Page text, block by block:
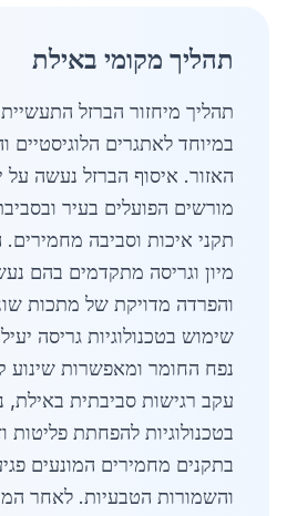
תהליך מקומי באילת
תהליך מיחזור הברזל
במיוחד לאתגרים הלוגיסטיים
האזור. איסוף הברזל נעשה על
מורשים הפועלים בעיר
תקני איכות וסביבה מחמירים.
מיון וגריסה מתקדמים בהם
והפרדה מדויקת של מתכות
שימוש בטכנולוגיות גריסה
נפח החומר ומאפשרות שינוע
עקב רגישות סביבתית
בטכנולוגיות להפחתת פליטות
בתקנים מחמירים המונעים
והשמורות הטבעיות. לאחר